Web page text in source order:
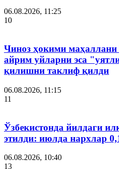
06.08.2026, 11:25
10
Чиноз ҳокими
айрим уйларни эса
қилишни таклиф қилди
06.08.2026, 11:15
11
Ўзбекистонда йилдаги
этилди: июлда нархлар
06.08.2026, 10:40
13